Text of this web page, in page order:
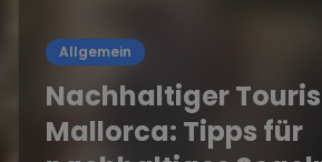
Allgemein
Nachhaltiger
Mallorca: Tipps für